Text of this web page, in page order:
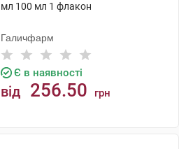
мл 100 мл 1 флакон
Галичфарм
Є в наявності
від 256.50 грн